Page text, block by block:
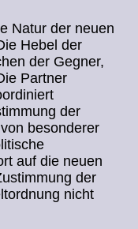
Natur der neuen
Hebel der
der Gegner,
Partner
der
besonderer
auf die neuen
der
nicht